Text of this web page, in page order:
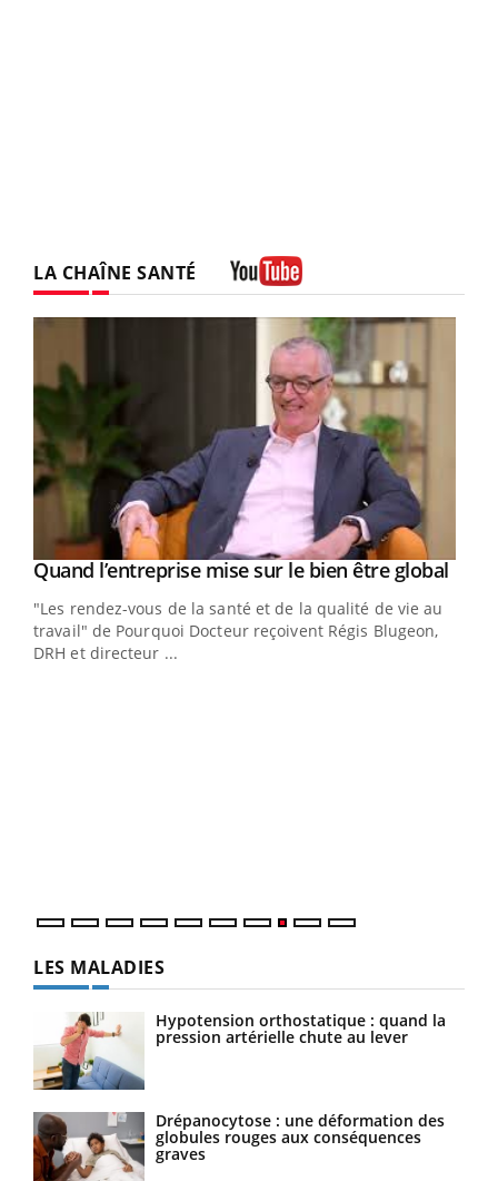
LA CHAÎNE SANTÉ
Youtube
Quand l’entreprise mise sur le bien être global
"Les rendez-vous de la santé et de la qualité de vie au
travail" de Pourquoi Docteur reçoivent Régis Blugeon,
DRH et directeur ...
LES MALADIES
Hypotension orthostatique : quand la
pression artérielle chute au lever
Drépanocytose : une déformation des
globules rouges aux conséquences
graves